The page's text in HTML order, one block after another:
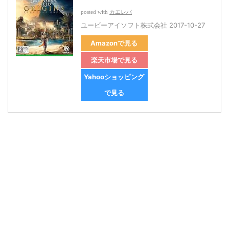
posted with カエレバ
ユービーアイソフト株式会社 2017-10-27
Amazonで見る
楽天市場で見る
Yahooショッピング
で見る